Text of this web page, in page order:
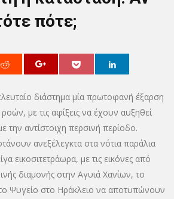
πότε;
διάστημα μία πρωτοφανή έξαρση
με τις αφίξεις να έχουν αυξηθεί
την αντίστοιχη περσινή περίοδο.
ανεξέλεγκτα στα νότια παράλια
εικοσιτετράωρα, με τις εικόνες από
διαμονής στην Αγυιά Χανίων, το
Ψυγείο στο Ηράκλειο να αποτυπώνουν